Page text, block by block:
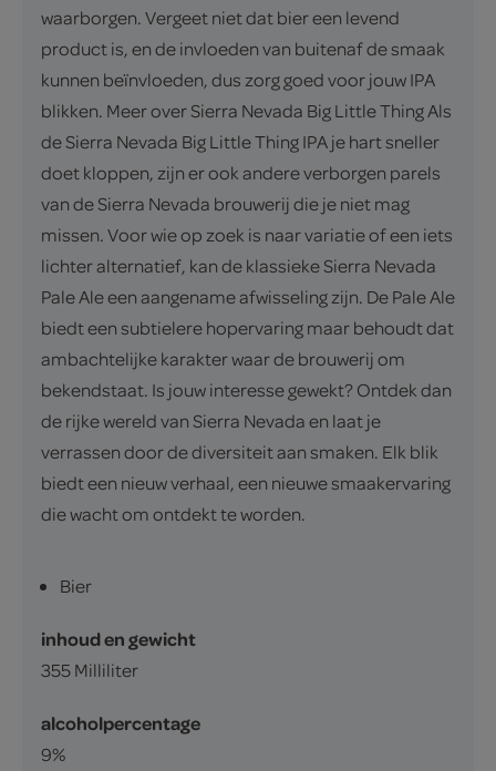
waarborgen. Vergeet niet dat bier een levend
product is, en de invloeden van buitenaf de smaak
kunnen beïnvloeden, dus zorg goed voor jouw IPA
blikken. Meer over Sierra Nevada Big Little Thing Als
de Sierra Nevada Big Little Thing IPA je hart sneller
doet kloppen, zijn er ook andere verborgen parels
van de Sierra Nevada brouwerij die je niet mag
missen. Voor wie op zoek is naar variatie of een iets
lichter alternatief, kan de klassieke Sierra Nevada
Pale Ale een aangename afwisseling zijn. De Pale Ale
biedt een subtielere hopervaring maar behoudt dat
ambachtelijke karakter waar de brouwerij om
bekendstaat. Is jouw interesse gewekt? Ontdek dan
de rijke wereld van Sierra Nevada en laat je
verrassen door de diversiteit aan smaken. Elk blik
biedt een nieuw verhaal, een nieuwe smaakervaring
die wacht om ontdekt te worden.
Bier
inhoud en gewicht
355 Milliliter
alcoholpercentage
9%